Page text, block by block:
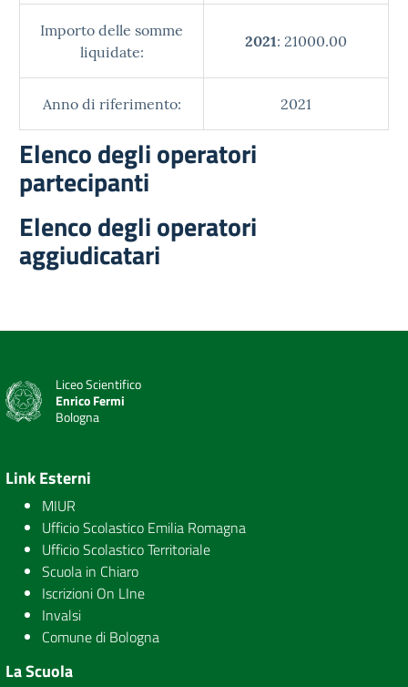
Importo delle somme
liquidate:
2021: 21000.00
Anno di riferimento: 2021
Elenco degli operatori
partecipanti
Elenco degli operatori
aggiudicatari
Liceo Scientifico
Enrico Fermi
Bologna
Link Esterni
MIUR
Ufficio Scolastico Emilia Romagna
Ufficio Scolastico Territoriale
Scuola in Chiaro
Iscrizioni On LIne
Invalsi
Comune di Bologna
La Scuola